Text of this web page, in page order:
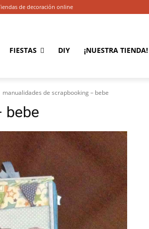
de decoración online
FIESTAS DIY ¡NUESTRA TIENDA!
manualidades de scrapbooking – bebe
bebe